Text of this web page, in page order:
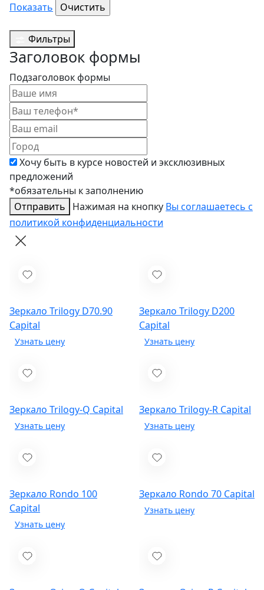
Показать
Фильтры
Заголовок формы
Подзаголовок формы
Хочу быть в курсе новостей и эксклюзивных
предложений
*обязательны к заполнению
Отправить
Нажимая на кнопку Вы соглашаетесь с
политикой конфиденциальности
Зеркало Trilogy D70.90
Capital
Зеркало Trilogy D200
Capital
Зеркало Trilogy-Q Capital Зеркало Trilogy-R Capital
Зеркало Rondo 100
Capital
Зеркало Rondo 70 Capital